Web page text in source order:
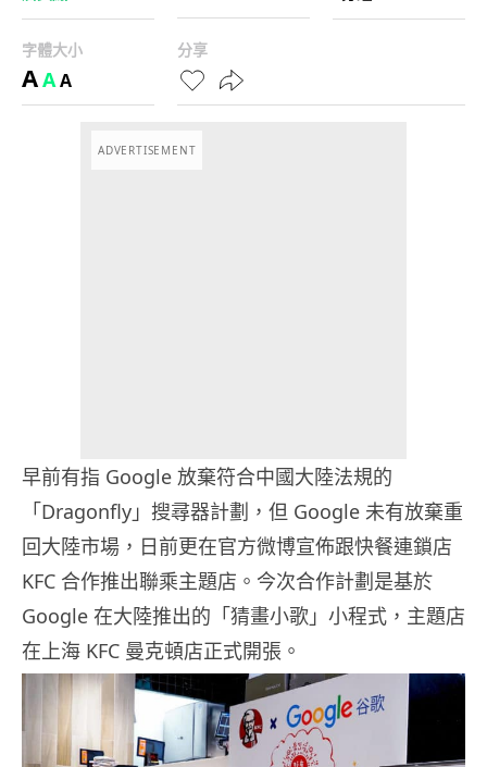
字體大小
AAA
分享
ADVERTISEMENT
早前有指 Google 放棄符合中國大陸法規的
「Dragonfly」搜尋器計劃，但 Google 未有放棄重
回大陸市場，日前更在官方微博宣佈跟快餐連鎖店
KFC 合作推出聯乘主題店。今次合作計劃是基於
Google 在大陸推出的「猜畫小歌」小程式，主題店
在上海 KFC 曼克頓店正式開張。